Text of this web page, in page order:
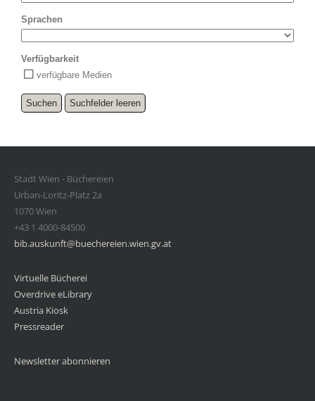
Sprachen
Verfügbarkeit
verfügbare Medien
Stadt Wien - Büchereien
Urban-Loritz-Platz 2a
1070 Wien
+43 1 4000-84500
bib.auskunft@buechereien.wien.gv.at
Virtuelle Bücherei
Overdrive eLibrary
Austria Kiosk
Pressreader
Newsletter abonnieren